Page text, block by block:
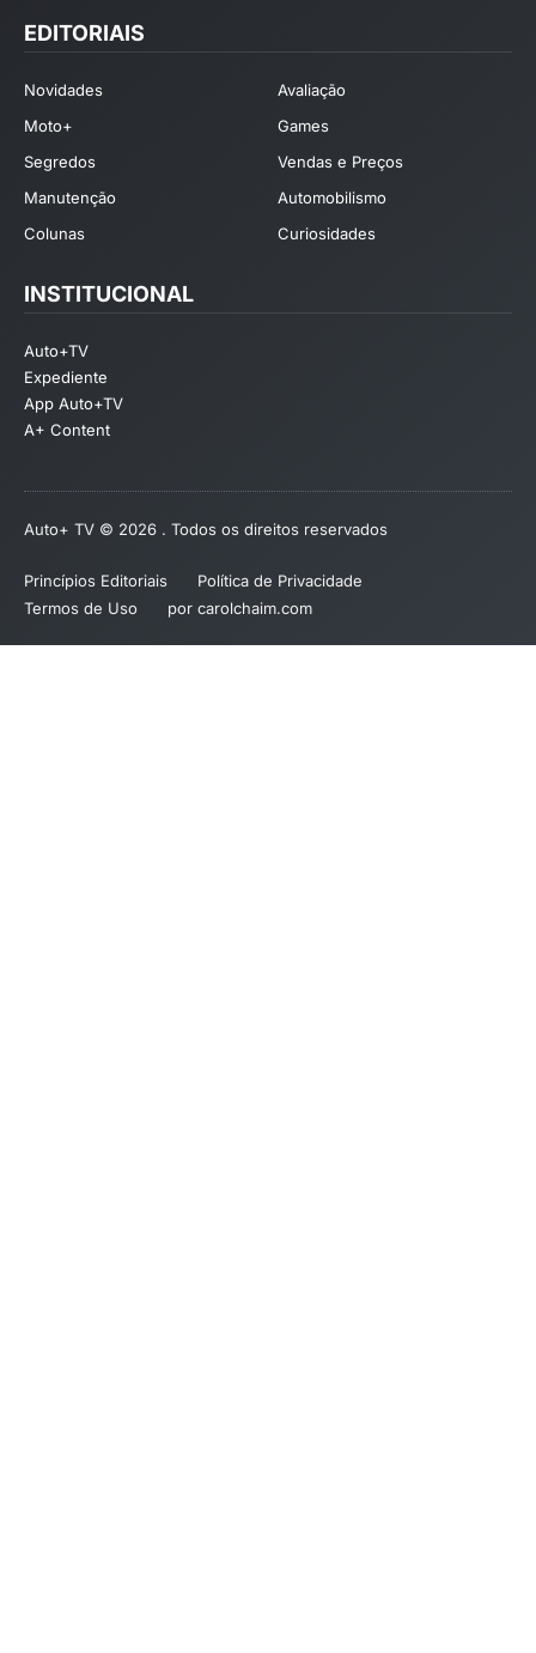
EDITORIAIS
Novidades
Avaliação
Moto+
Games
Segredos
Vendas e Preços
Manutenção
Automobilismo
Colunas
Curiosidades
INSTITUCIONAL
Auto+TV
Expediente
App Auto+TV
A+ Content
Auto+ TV © 2026 . Todos os direitos reservados
Princípios Editoriais
Política de Privacidade
Termos de Uso
por carolchaim.com